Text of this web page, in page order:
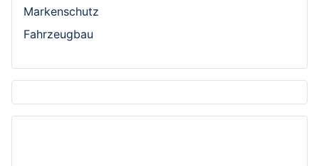
Markenschutz
Fahrzeugbau